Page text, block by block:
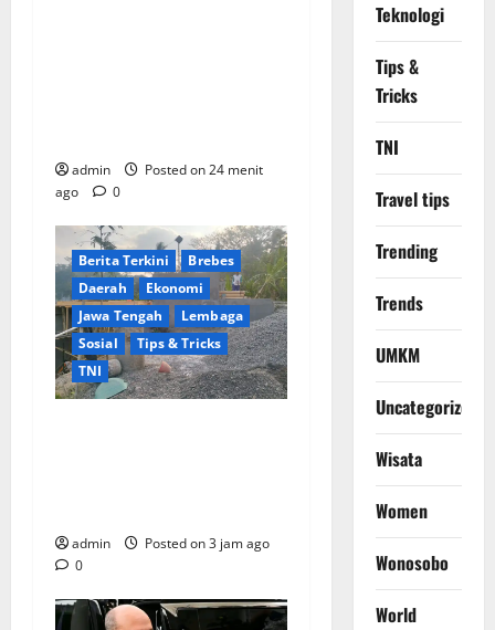
admin
Posted on 24 menit
ago
0
Berita Terkini
Brebes
Daerah
Ekonomi
Jawa Tengah
Lembaga
Sosial
Tips & Tricks
TNI
admin
Posted on 3 jam ago
0
Teknologi
Tips &
Tricks
TNI
Travel tips
Trending
Trends
UMKM
Uncategorized
Wisata
Women
Wonosobo
World